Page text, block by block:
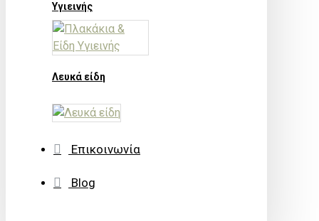
Υγιεινής
Λευκά είδη
Επικοινωνία
Blog